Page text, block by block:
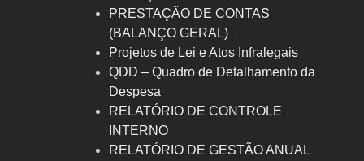
PRESTAÇÃO DE CONTAS
(BALANÇO GERAL)
Projetos de Lei e Atos Infralegais
QDD – Quadro de Detalhamento da
Despesa
RELATÓRIO DE CONTROLE
INTERNO
RELATÓRIO DE GESTÃO ANUAL